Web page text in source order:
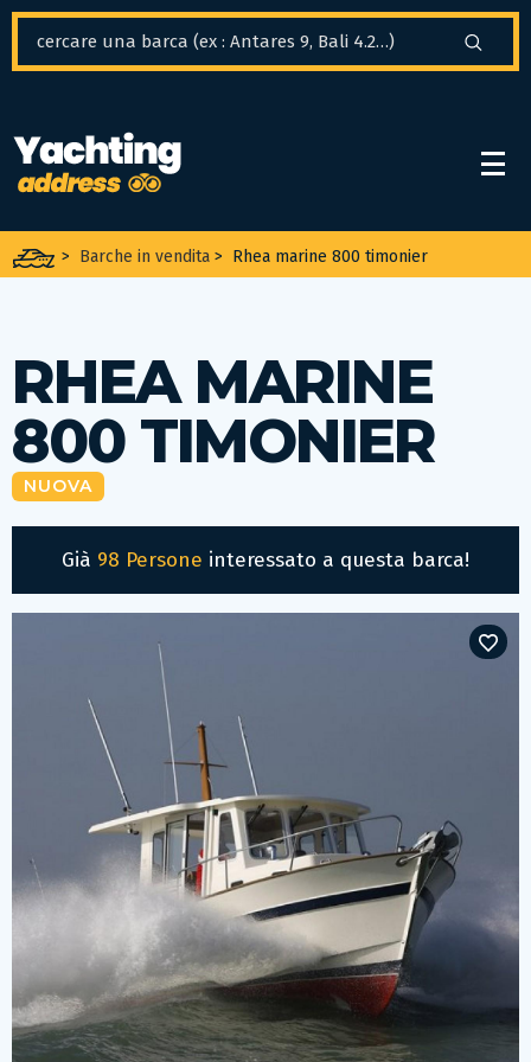
> Barche in vendita > Rhea marine 800 timonier
RHEA MARINE
800 TIMONIER
NUOVA
Già 98 Persone interessato a questa barca!
Pannello di gestione dei cookies